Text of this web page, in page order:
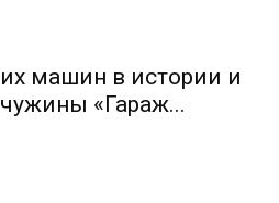
машин в истории и
«Гараж...